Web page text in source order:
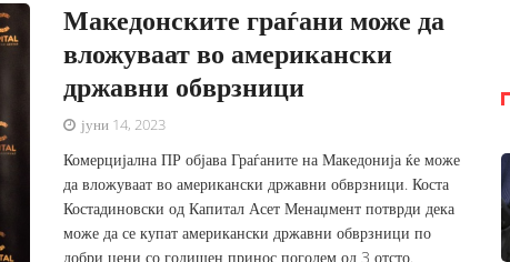
Македонските граѓани може да
вложуваат во американски
државни обврзници
јуни 14, 2023
Комерцијална ПР објава Граѓаните на Македонија ќе може
да вложуваат во американски државни обврзници. Коста
Костадиновски од Капитал Асет Менаџмент потврди дека
може да се купат американски државни обврзници по
добри цени со годишен принос поголем од 3 отсто.